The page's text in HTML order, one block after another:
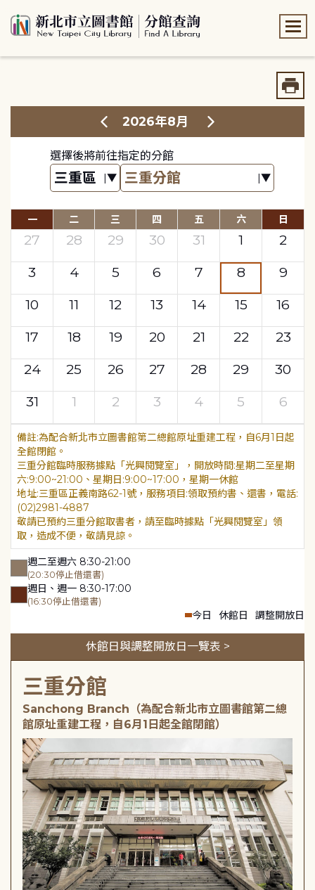
2026年8月
選擇後將前往指定的分館
一 二 三 四 五 六 日
27 28 29 30 31 1
2
3
4 5 6 7 8
9
10
11 12 13 14 15
16
17
18 19 20 21 22
23
24
25 26 27 28 29
30
31
1 2 3 4 5 6
為配合新北市立圖書館第二總館原址重建工程，自6月1日起
全館閉館。
三重分館臨時服務據點「光興閱覽室」，開放時間:星期二至星期
六:9:00~21:00、星期日:9:00~17:00，星期一休館
地址:三重區正義南路62-1號，服務項目:領取預約書、還書，電話:
(02)2981-4887
敬請已預約三重分館取書者，請至臨時據點「光興閱覽室」領
取，造成不便，敬請見諒。
週二至週六 8:30-21:00
(20:30停止借還書)
週日、週一 8:30-17:00
(16:30停止借還書)
今日 休館日 調整開放日
休館日與調整開放日一覽表 >
三重分館
Sanchong Branch（為配合新北市立圖書館第二總
館原址重建工程，自6月1日起全館閉館）